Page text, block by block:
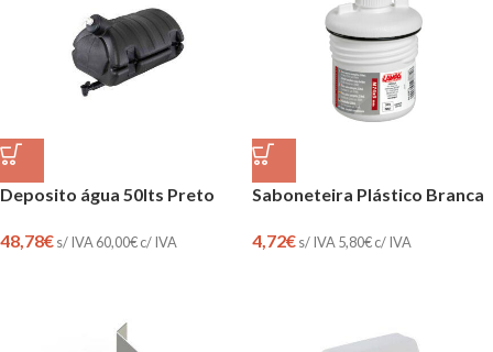
Deposito água 50lts Preto
48,78€s/ IVA 60,00€c/ IVA
Saboneteira Plástico Branca
4,72€s/ IVA 5,80€c/ IVA